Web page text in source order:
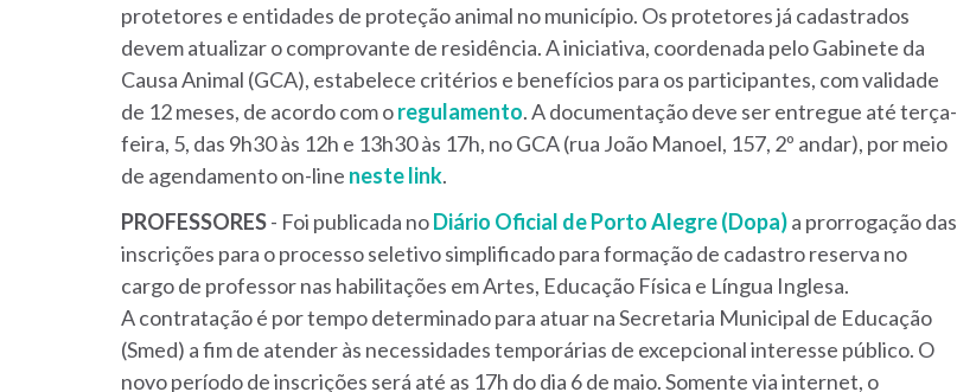
protetores e entidades de proteção animal no município. Os protetores já cadastrados
devem atualizar o comprovante de residência. A iniciativa, coordenada pelo Gabinete da
Causa Animal (GCA), estabelece critérios e benefícios para os participantes, com validade
de 12 meses, de acordo com oregulamento. A documentação deve ser entregue até terça-
feira, 5, das 9h30 às 12h e 13h30 às 17h, no GCA (rua João Manoel, 157, 2º andar), por meio
de agendamento on-line neste link.
PROFESSORES- Foi publicada noDiário Oficial de Porto Alegre (Dopa)a prorrogação das
inscrições para o processo seletivo simplificado para formação de cadastro reserva no
cargo de professor nas habilitações em Artes, Educação Física e Língua Inglesa.
A contratação é por tempo determinado para atuar na Secretaria Municipal de Educação
(Smed) a fim de atender às necessidades temporárias de excepcional interesse público. O
novo período de inscrições será até as 17h do dia 6 de maio. Somente via internet, o